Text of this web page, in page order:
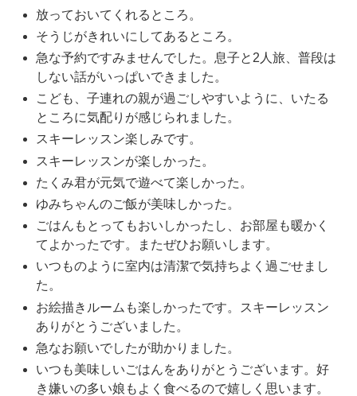
放っておいてくれるところ。
そうじがきれいにしてあるところ。
急な予約ですみませんでした。息子と2人旅、普段は
しない話がいっぱいできました。
こども、子連れの親が過ごしやすいように、いたる
ところに気配りが感じられました。
スキーレッスン楽しみです。
スキーレッスンが楽しかった。
たくみ君が元気で遊べて楽しかった。
ゆみちゃんのご飯が美味しかった。
ごはんもとってもおいしかったし、お部屋も暖かく
てよかったです。またぜひお願いします。
いつものように室内は清潔で気持ちよく過ごせまし
た。
お絵描きルームも楽しかったです。スキーレッスン
ありがとうございました。
急なお願いでしたが助かりました。
いつも美味しいごはんをありがとうございます。好
き嫌いの多い娘もよく食べるので嬉しく思います。